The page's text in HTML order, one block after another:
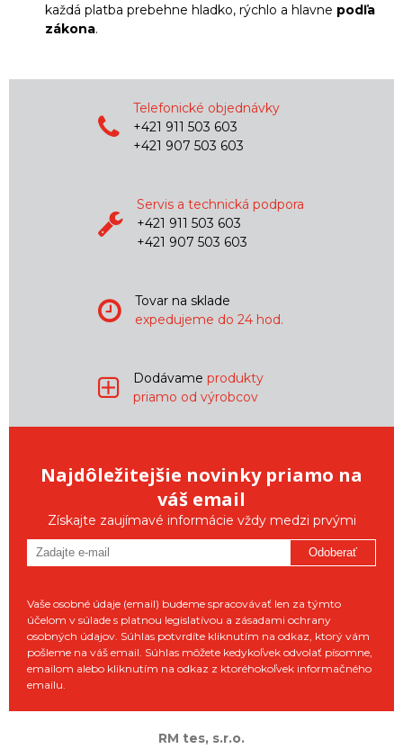
každá platba prebehne hladko, rýchlo a hlavne podľa
zákona.
Telefonické objednávky
+421 911 503 603
+421 907 503 603
Servis a technická podpora
+421 911 503 603
+421 907 503 603
Tovar na sklade
expedujeme do 24 hod.
Dodávame produkty
priamo od výrobcov
Najdôležitejšie novinky priamo na
váš email
Získajte zaujímavé informácie vždy medzi prvými
Odoberať
Vaše osobné údaje (email) budeme spracovávať len za týmto
účelom v súlade s platnou legislatívou a zásadami ochrany
osobných údajov. Súhlas potvrdíte kliknutím na odkaz, ktorý vám
pošleme na váš email. Súhlas môžete kedykoľvek odvolať písomne,
emailom alebo kliknutím na odkaz z ktoréhokoľvek informačného
emailu.
RM tes, s.r.o.